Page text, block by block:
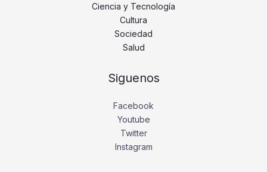
Ciencia y Tecnología
Cultura
Sociedad
Salud
Siguenos
Facebook
Youtube
Twitter
Instagram